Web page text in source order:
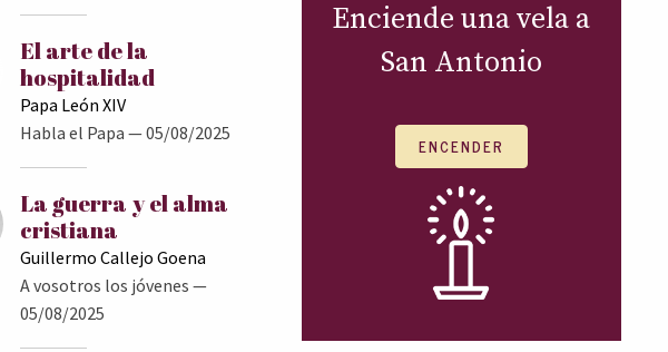
El arte de la
hospitalidad
Papa León XIV
Habla el Papa — 05/08/2025
La guerra y el alma
cristiana
Guillermo Callejo Goena
A vosotros los jóvenes —
05/08/2025
Enciende una vela a
San Antonio
ENCENDER